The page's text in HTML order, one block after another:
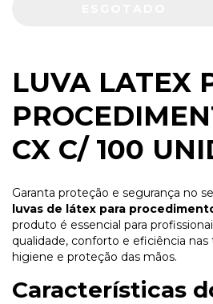
LUVA LATEX
CX C/ 100
Garanta proteção e segurança no
luvas de látex para
produto é essencial para
qualidade, conforto e eficiência
higiene e proteção das mãos.
Características